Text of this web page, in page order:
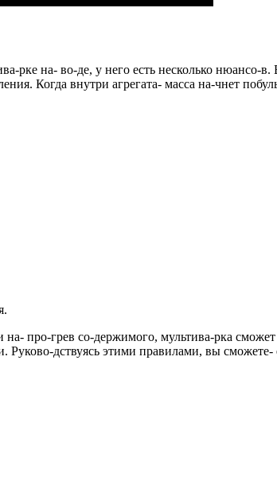
на- во-де, у него есть несколько нюансо-
Когда внутри агрегата- масса на-чнет
про-грев со-держимого, мультива-рка
дствуясь этими правилами, вы